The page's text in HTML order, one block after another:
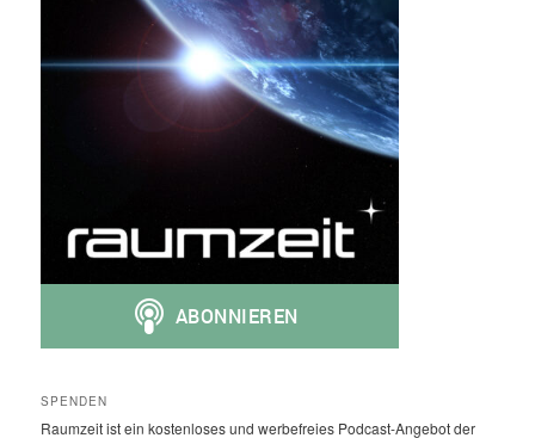
SPENDEN
Raumzeit ist ein kostenloses und werbefreies Podcast-Angebot der